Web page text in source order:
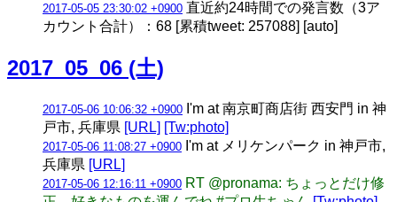
2017-05-05 23:30:02 +0900 直近約24時間での発言数（3ア
カウント合計）：68 [累積tweet: 257088] [auto]
2017_05_06 (土)
2017-05-06 10:06:32 +0900 I'm at 南京町商店街 西安門 in 神
戸市, 兵庫県 [URL] [Tw:photo]
2017-05-06 11:08:27 +0900 I'm at メリケンパーク in 神戸市,
兵庫県 [URL]
2017-05-06 12:16:11 +0900 RT @pronama: ちょっとだけ修